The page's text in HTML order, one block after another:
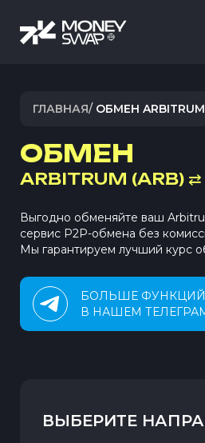
ГЛАВНАЯ/ ОБМЕН
ОБМЕН
ARBITRUM (ARB) ⇄
Выгодно обменяйте ваш
сервис P2P-обмена без
Мы гарантируем лучший курс
БОЛЬШЕ ФУНКЦИЙ
В НАШЕМ
ВЫБЕРИТЕ